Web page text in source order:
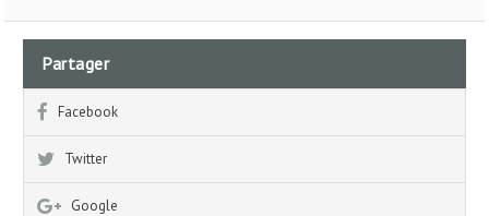
Partager
Facebook
Twitter
Google